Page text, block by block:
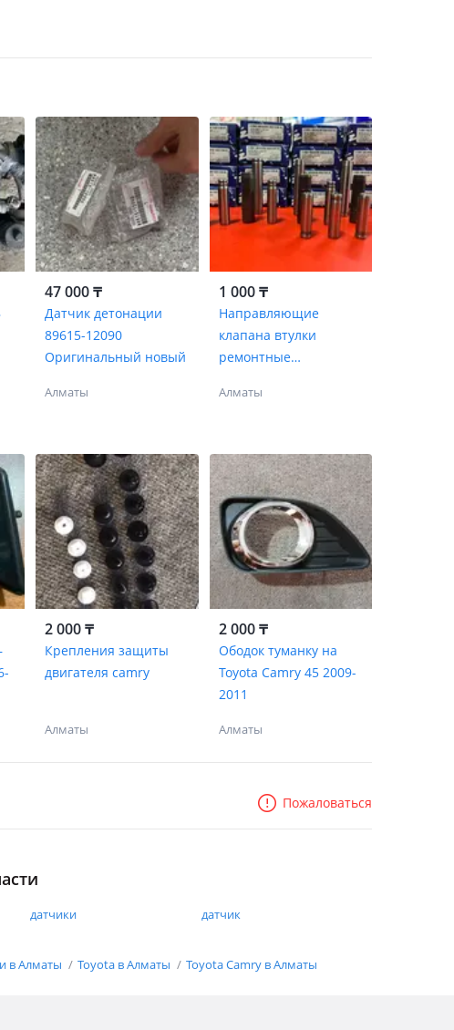
47 000 ₸
Датчик детонации
89615-12090
Оригинальный новый
Алматы
1 000 ₸
Направляющие
клапана втулки
ремонтные
колпачки
Алматы
2 000 ₸
Крепления защиты
двигателя camry
Алматы
2 000 ₸
Ободок туманку на
Toyota Camry 45 2009-
2011
Алматы
Пожаловаться
датчики датчик
в Алматы Toyota в Алматы Toyota Camry в Алматы